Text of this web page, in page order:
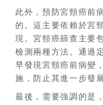
此外，預防宮頸癌前
的。這主要依賴於宮
現。宮頸癌篩查主要
檢測兩種方法。通過
早發現宮頸癌前病變
施，防止其進一步發
最後，需要強調的是